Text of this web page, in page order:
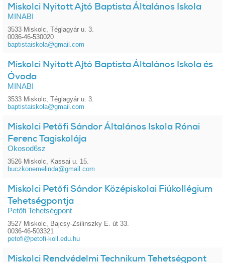
Miskolci Nyitott Ajtó Baptista Általános Iskola
MINABI
3533 Miskolc, Téglagyár u. 3.
0036-46-530020
baptistaiskola@gmail.com
Miskolci Nyitott Ajtó Baptista Általános Iskola és
Óvoda
MINABI
3533 Miskolc, Téglagyár u. 3.
baptistaiskola@gmail.com
Miskolci Petőfi Sándor Általános Iskola Rónai
Ferenc Tagiskolája
Okosod6sz
3526 Miskolc, Kassai u. 15.
buczkonemelinda@gmail.com
Miskolci Petőfi Sándor Középiskolai Fiúkollégium
Tehetségpontja
Petőfi Tehetségpont
3527 Miskolc, Bajcsy-Zsilinszky E. út 33.
0036-46-503321
petofi@petofi-koll.edu.hu
Miskolci Rendvédelmi Technikum Tehetségpont